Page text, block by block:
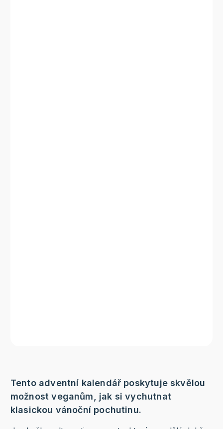
Tento adventní kalendář poskytuje skvělou
možnost veganům, jak si vychutnat
klasickou vánoční pochutinu.